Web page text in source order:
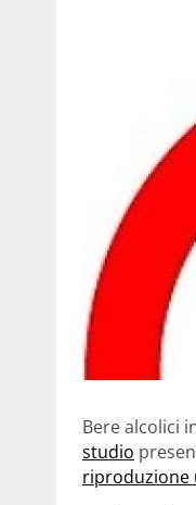
Bere alcolici
studio
riproduzione